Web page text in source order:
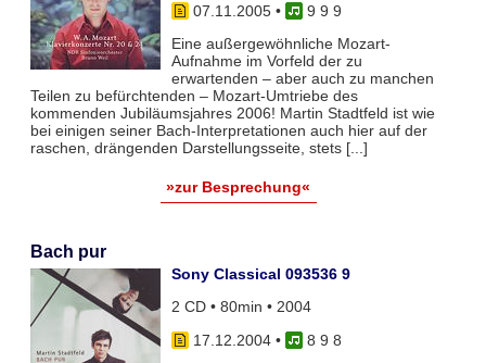
07.11.2005•
9 9 9
Eine außergewöhnliche Mozart-
Aufnahme im Vorfeld der zu
erwartenden – aber auch zu manchen
Teilen zu befürchtenden – Mozart-Umtriebe des
kommenden Jubiläumsjahres 2006! Martin Stadtfeld ist wie
bei einigen seiner Bach-Interpretationen auch hier auf der
raschen, drängenden Darstellungsseite, stets [...]
»zur Besprechung«
Bach pur
Sony Classical 093536 9
2 CD • 80min • 2004
17.12.2004•
8 9 8